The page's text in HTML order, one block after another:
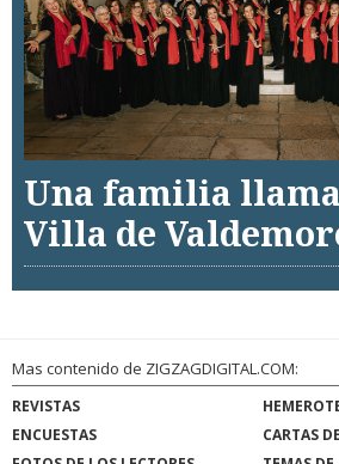
Una familia
Villa de
Mas contenido de ZIGZAGDIGITAL.COM:
REVISTAS
ENCUESTAS
CARTAS